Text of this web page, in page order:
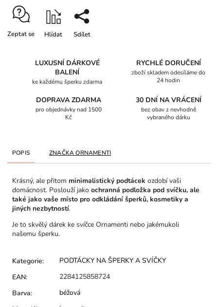
Zeptat se Hlídat Sdílet
LUXUSNÍ DÁRKOVÉ
BALENÍ
ke každému šperku zdarma
RYCHLÉ DORUČENÍ
zboží skladem odesíláme do
24 hodin
DOPRAVA ZDARMA
pro objednávky nad 1500
Kč
30 DNÍ NA VRÁCENÍ
bez obav z nevhodně
vybraného dárku
POPIS ZNAČKAORNAMENTI
Krásný, ale přitom minimalistický podtácek ozdobí vaši
domácnost. Poslouží jako ochranná podložka pod svíčku, ale
také jako vaše místo pro odkládání šperků, kosmetiky a
jiných nezbytností.
Je to skvělý dárek ke svíčce Ornamenti nebo jakémukoli
našemu šperku.
Kategorie:
PODTÁCKY NA ŠPERKY A SVÍČKY
EAN:
2284125858724
Barva:
béžová